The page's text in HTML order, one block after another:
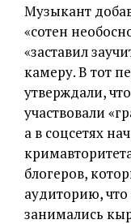
Музыкант
«сотен
«заставил
камеру. В тот
утверждали,
участвовали
а в соцсетях
блогеров,
аудиторию,
занимались